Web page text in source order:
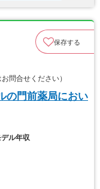
保存する
問合せください）
の門前薬局におい
デル年収